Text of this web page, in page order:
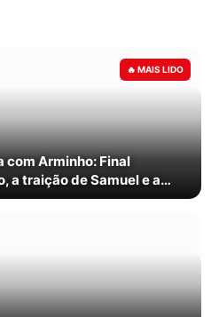
com Arminho: Final
a traição de Samuel e a